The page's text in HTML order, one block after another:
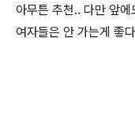
아무튼 추천.. 다만 앞
여자들은 안 가는게 좋